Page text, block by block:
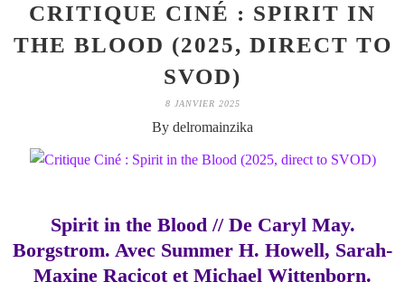
CRITIQUE CINÉ : SPIRIT IN
THE BLOOD (2025, DIRECT TO
SVOD)
8 JANVIER 2025
By delromainzika
Spirit in the Blood // De Caryl May.
Borgstrom. Avec Summer H. Howell, Sarah-
Maxine Racicot et Michael Wittenborn.